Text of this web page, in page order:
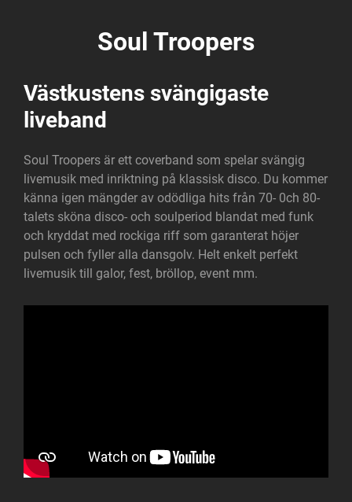
Soul Troopers
Västkustens svängigaste
liveband
Soul Troopers är ett coverband som spelar svängig
livemusik med inriktning på klassisk disco. Du kommer
känna igen mängder av odödliga hits från 70- 0ch 80-
talets sköna disco- och soulperiod blandat med funk
och kryddat med rockiga riff som garanterat höjer
pulsen och fyller alla dansgolv. Helt enkelt perfekt
livemusik till galor, fest, bröllop, event mm.